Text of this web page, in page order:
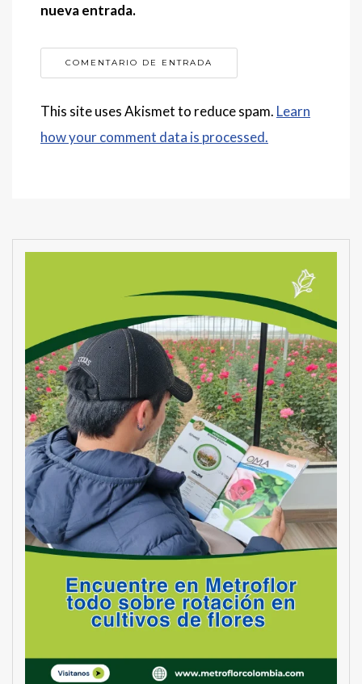
nueva entrada.
This site uses Akismet to reduce spam. Learn
how your comment data is processed.